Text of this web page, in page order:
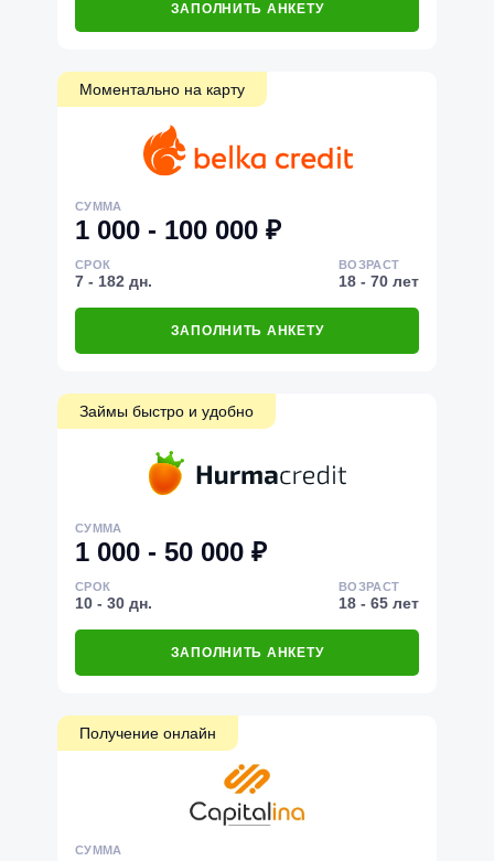
ЗАПОЛНИТЬ АНКЕТУ
Моментально на карту
СУММА
1 000 - 100 000 ₽
СРОК
7 - 182 дн.
ВОЗРАСТ
18 - 70 лет
ЗАПОЛНИТЬ АНКЕТУ
Займы быстро и удобно
СУММА
1 000 - 50 000 ₽
СРОК
10 - 30 дн.
ВОЗРАСТ
18 - 65 лет
ЗАПОЛНИТЬ АНКЕТУ
Получение онлайн
СУММА